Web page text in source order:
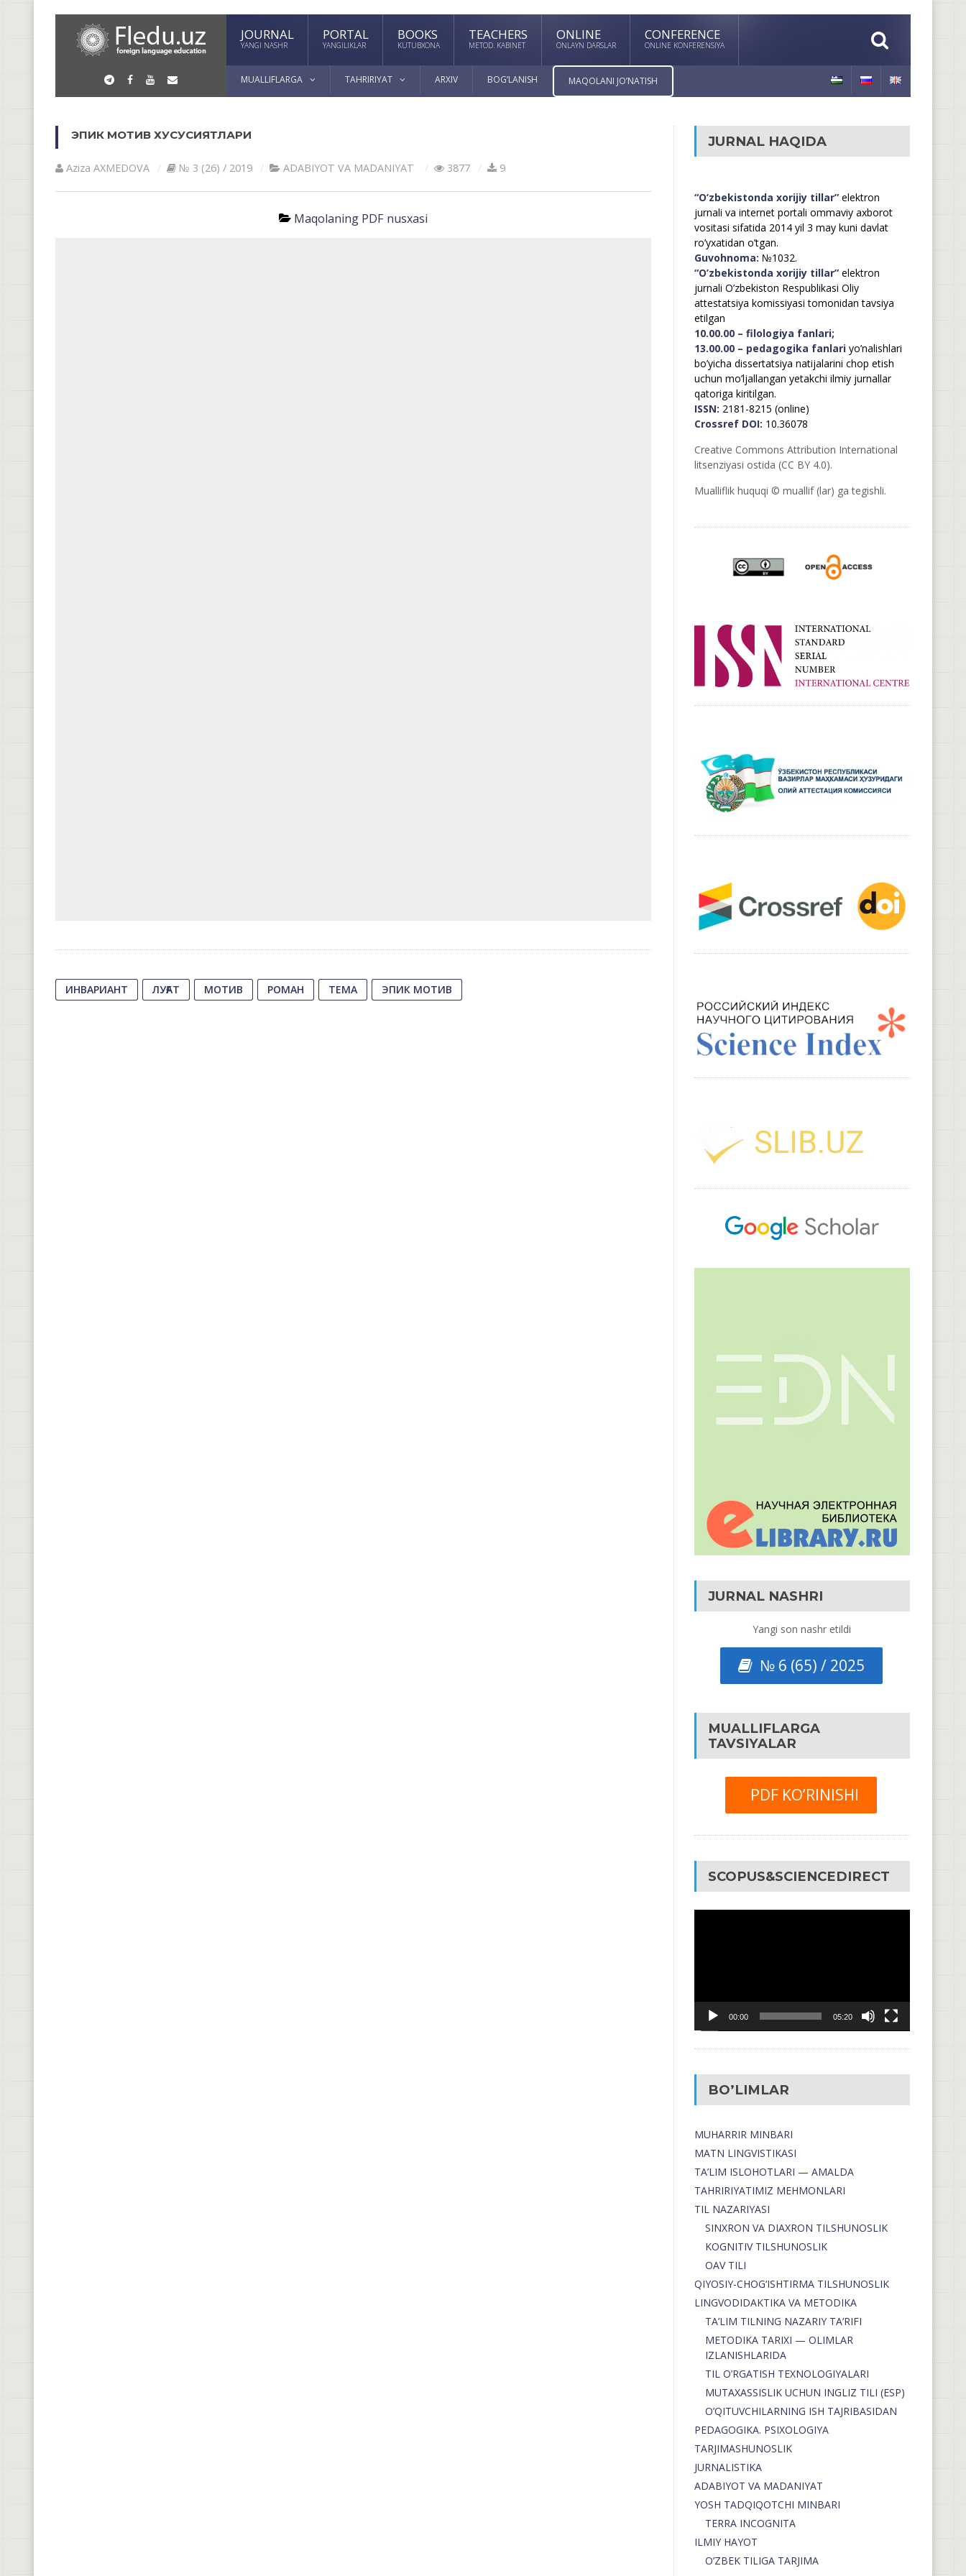
JOURNAL
YANGI NASHR
PORTAL
YANGILIKLAR
BOOKS
KUTUBXONA
TEACHERS
METOD. KABINET
ONLINE
ONLAYN DARSLAR
CONFERENCE
ONLINE KONFERENSIYA
MUALLIFLARGA TAHRIRIYAT ARXIV BOG’LANISH MAQOLANI JO’NATISH
ЭПИК МОТИВ ХУСУСИЯТЛАРИ
Aziza AXMEDOVA № 3 (26) / 2019 АDАBIYOT VА MАDАNIYAT 3877 9
Maqolaning PDF nusxasi
ИНВАРИАНТ ЛУҒАТ МОТИВ РОМАН ТЕМА ЭПИК МОТИВ
JURNAL HAQIDA
“O’zbekistonda xorijiy tillar”elektron
jurnali va internet portali ommaviy axborot
vositasi sifatida 2014 yil 3 may kuni davlat
ro’yxatidan o’tgan.
Guvohnoma: №1032.
“O’zbekistonda xorijiy tillar”elektron
jurnali O’zbekiston Respublikasi Oliy
attestatsiya komissiyasi tomonidan tavsiya
etilgan
10.00.00 – filologiya fanlari;
13.00.00 – pedagogika fanlariyo’nalishlari
bo’yicha dissertatsiya natijalarini chop etish
uchun mo’ljallangan yetakchi ilmiy jurnallar
qatoriga kiritilgan.
ISSN: 2181-8215 (online)
Crossref DOI: 10.36078
Creative Commons Attribution International
litsenziyasi ostida (CC BY 4.0).
Mualliflik huquqi © muallif (lar) ga tegishli.
JURNAL NASHRI
Yangi son nashr etildi
№ 6 (65) / 2025
MUALLIFLARGA
TAVSIYALAR
PDF KO’RINISHI
SCOPUS&SCIENCEDIRECT
00:00 05:20
BO’LIMLAR
MUHARRIR MINBARI
MATN LINGVISTIKASI
TA’LIM ISLOHOTLARI — AMALDA
TAHRIRIYATIMIZ MEHMONLARI
TIL NAZARIYASI
SINXRON VA DIAXRON TILSHUNOSLIK
KOGNITIV TILSHUNOSLIK
OAV TILI
QIYOSIY-CHOG‘ISHTIRMA TILSHUNOSLIK
LINGVODIDAKTIKA VA METODIKA
TA’LIM TILNING NAZARIY TA’RIFI
METODIKA TARIXI — OLIMLAR
IZLANISHLARIDA
TIL O’RGATISH TEXNOLOGIYALARI
MUTAXASSISLIK UCHUN INGLIZ TILI (ESP)
O’QITUVCHILARNING ISH TAJRIBASIDAN
PEDAGOGIKA. PSIXOLOGIYA
TARJIMASHUNOSLIK
JURNALISTIKA
ADABIYOT VA MADANIYAT
YOSH TADQIQOTCHI MINBARI
TERRA INCOGNITA
ILMIY HAYOT
O’ZBEK TILIGA TARJIMA